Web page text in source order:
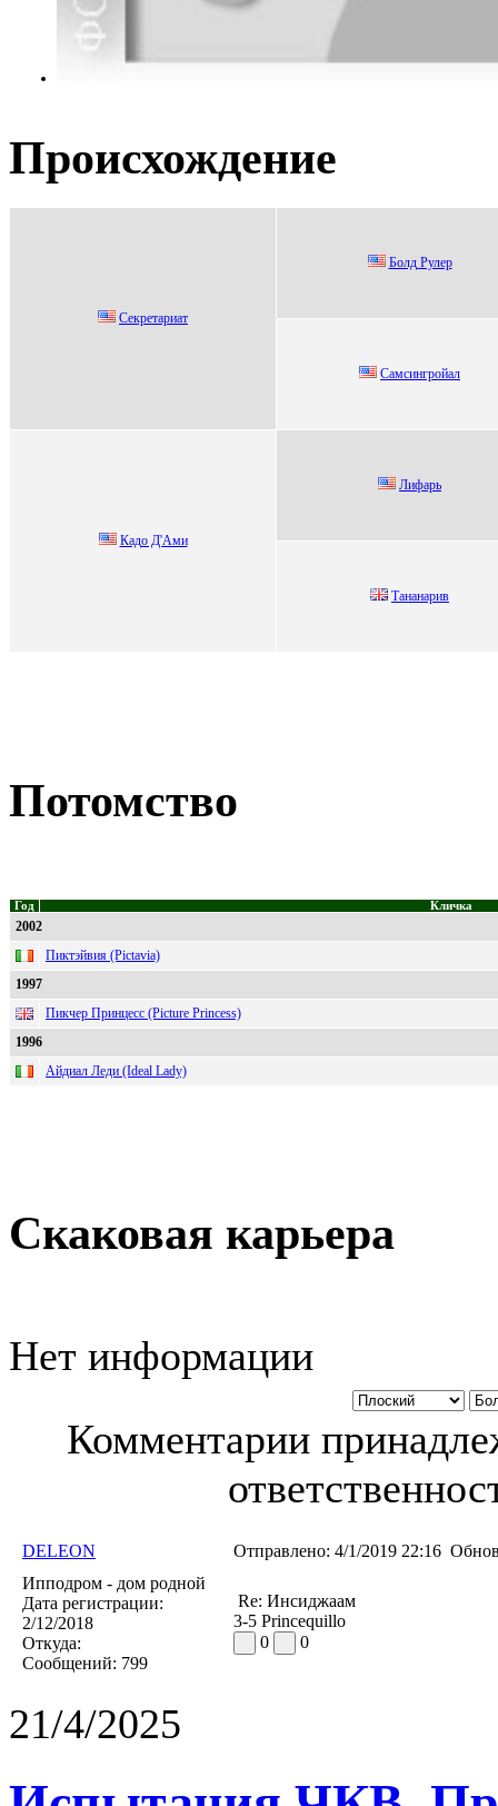
Происхождение
Ceкрeтaриaт
Бoлд Рулeр
Cамcингpойал
Кaдо Д'Aми
Лифaрь
Tананаpив
Потомство
Год Кличка
2002
Пиктэйвия (Pictavia)
1997
Пикчер Принцесс (Picture Princess)
1996
Айдиал Леди (Ideal Lady)
Скаковая карьера
Нет информации
Комментарии
DELEON Отправлено: 4/1/2019 22:16
Ипподром - дом родной
Дата регистрации:
2/12/2018
Откуда:
Сообщений: 799
Re: Инсиджаам
3-5 Princequillo
0
0
21/4/2025